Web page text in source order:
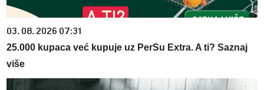
03. 08. 2026 07:31
25.000 kupaca već kupuje uz PerSu Extra. A ti? Saznaj
više